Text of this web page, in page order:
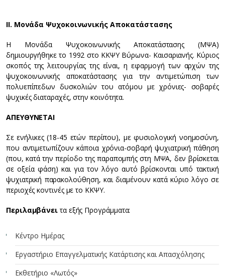
ΙΙ. Μονάδα Ψυχοκοινωνικής Αποκατάστασης
H Μονάδα Ψυχοκοινωνικής Αποκατάστασης (ΜΨΑ)
δημιουργήθηκε το 1992 στο ΚΚΨΥ Βύρωνα- Καισαριανής. Κύριος
σκοπός της λειτουργίας της είναι, η εφαρμογή των αρχών της
ψυχοκοινωνικής αποκατάστασης για την αντιμετώπιση των
πολυεπίπεδων δυσκολιών του ατόμου με χρόνιες- σοβαρές
ψυχικές διαταραχές, στην κοινότητα.
ΑΠΕΥΘΥΝΕΤΑΙ
Σε ενήλικες (18-45 ετών περίπου), με φυσιολογική νοημοσύνη,
που αντιμετωπίζουν κάποια χρόνια-σοβαρή ψυχιατρική πάθηση
(που, κατά την περίοδο της παραπομπής στη ΜΨΑ, δεν βρίσκεται
σε οξεία φάση) και για τον λόγο αυτό βρίσκονται υπό τακτική
ψυχιατρική παρακολούθηση, και διαμένουν κατά κύριο λόγο σε
περιοχές κοντινές με το ΚΚΨΥ.
Περιλαμβάνειτα εξής Προγράμματα:
Κέντρο Ημέρας
Εργαστήριο Επαγγελματικής Κατάρτισης και Απασχόλησης
Εκθετήριο «Λωτός»